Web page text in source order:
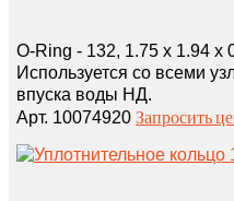
O-Ring - 132, 1.75 x 1.94 x
Используется со всеми
впуска воды НД.
Арт. 10074920 Запросить